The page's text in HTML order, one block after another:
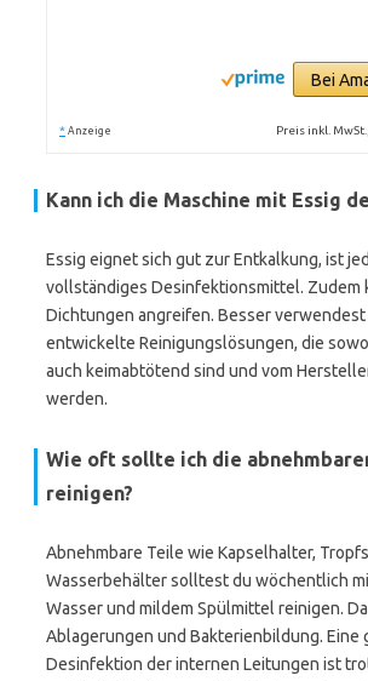
Bei
* Anzeige Preis inkl.
Kann ich die Maschine mit Essig
Essig eignet sich gut zur Entkalkung, ist
vollständiges Desinfektionsmittel. Zudem
Dichtungen angreifen. Besser
entwickelte Reinigungslösungen, die
auch keimabtötend sind und vom
werden.
Wie oft sollte ich die
reinigen?
Abnehmbare Teile wie Kapselhalter,
Wasserbehälter solltest du wöchentlich
Wasser und mildem Spülmittel reinigen.
Ablagerungen und Bakterienbildung. Eine
Desinfektion der internen Leitungen ist